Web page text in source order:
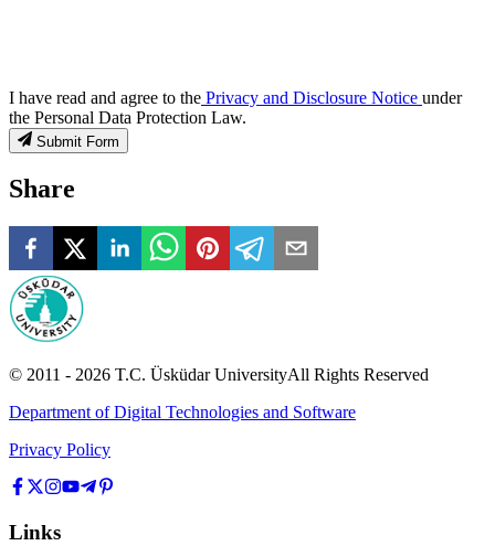
I have read and agree to the Privacy and Disclosure Notice under
the Personal Data Protection Law.
Submit Form
Share
© 2011 - 2026 T.C. Üsküdar UniversityAll Rights Reserved
Department of Digital Technologies and Software
Privacy Policy
Links